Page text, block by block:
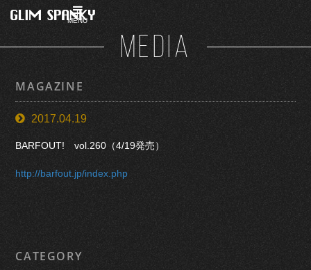
MENU
MEDIA
MAGAZINE
2017.04.19
BARFOUT!vol.260（4/19発売）
http://barfout.jp/index.php
CATEGORY